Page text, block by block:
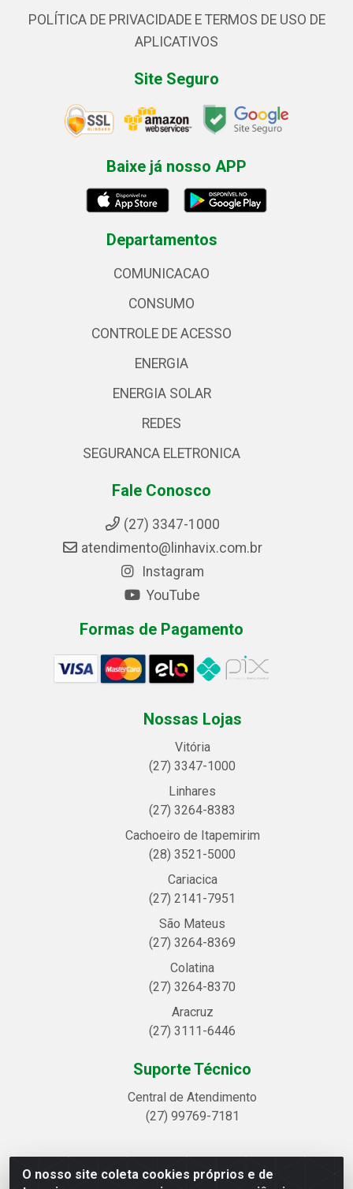
O nosso site coleta cookies próprios e de
POLÍTICA DE PRIVACIDADE E TERMOS DE USO DE
APLICATIVOS
Site Seguro
Baixe já nosso APP
Departamentos
COMUNICACAO
CONSUMO
CONTROLE DE ACESSO
ENERGIA
ENERGIA SOLAR
REDES
SEGURANCA ELETRONICA
Fale Conosco
(27) 3347-1000
atendimento@linhavix.com.br
Instagram
YouTube
Formas de Pagamento
Nossas Lojas
Vitória
(27) 3347-1000
Linhares
(27) 3264-8383
Cachoeiro de Itapemirim
(28) 3521-5000
Cariacica
(27) 2141-7951
São Mateus
(27) 3264-8369
Colatina
(27) 3264-8370
Aracruz
(27) 3111-6446
Suporte Técnico
Central de Atendimento
(27) 99769-7181
Linhavix Distribuidora LTDA - Avenida Alegre, 2521 -